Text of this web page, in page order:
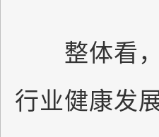
整体看，
行业健康发展